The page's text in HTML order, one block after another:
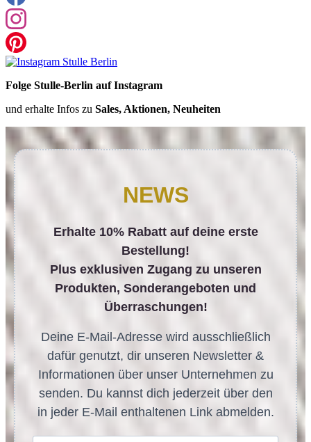
Folge Stulle-Berlin auf Instagram
und erhalte Infos zu Sales, Aktionen, Neuheiten
NEWS
Erhalte 10% Rabatt auf deine erste
Bestellung!
Plus exklusiven Zugang zu unseren
Produkten, Sonderangeboten und
Überraschungen!
Deine E-Mail-Adresse wird ausschließlich
dafür genutzt, dir unseren Newsletter &
Informationen über unser Unternehmen zu
senden. Du kannst dich jederzeit über den
in jeder E-Mail enthaltenen Link abmelden.